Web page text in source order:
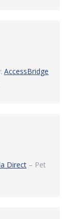
AccessBridge
Direct – Pet